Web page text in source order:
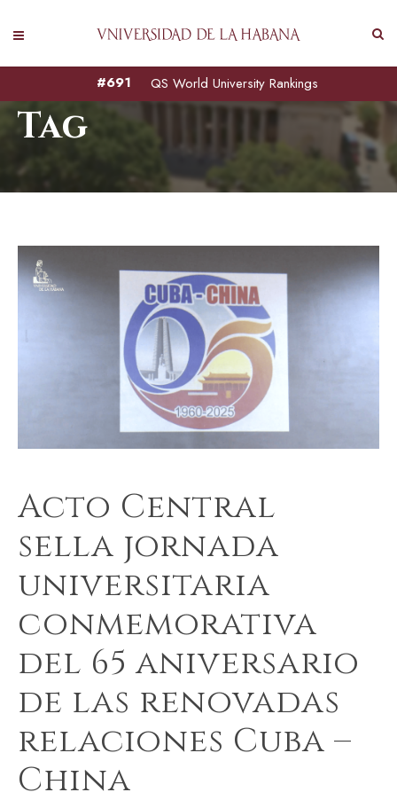
QS World University Rankings
#691
jornada 65 aniversario
Tag
Acto Central
sella jornada
universitaria
conmemorativa
del 65 aniversario
de las renovadas
relaciones Cuba –
China